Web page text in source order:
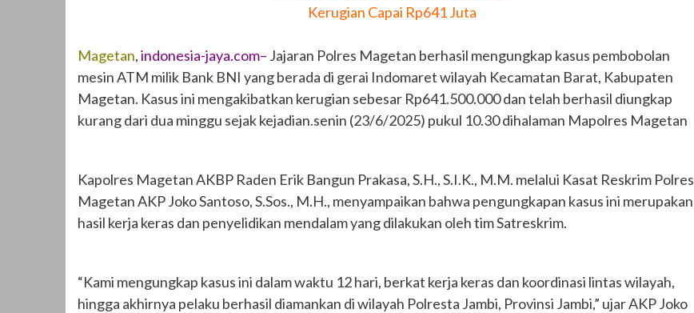
Kerugian Capai Rp641 Juta
Magetan,indonesia-jaya.com– Jajaran Polres Magetan berhasil mengungkap kasus pembobolan
mesin ATM milik Bank BNI yang berada di gerai Indomaret wilayah Kecamatan Barat, Kabupaten
Magetan. Kasus ini mengakibatkan kerugian sebesar Rp641.500.000 dan telah berhasil diungkap
kurang dari dua minggu sejak kejadian.senin (23/6/2025) pukul 10.30 dihalaman Mapolres Magetan
Kapolres Magetan AKBP Raden Erik Bangun Prakasa, S.H., S.I.K., M.M. melalui Kasat Reskrim Polres
Magetan AKP Joko Santoso, S.Sos., M.H., menyampaikan bahwa pengungkapan kasus ini merupakan
hasil kerja keras dan penyelidikan mendalam yang dilakukan oleh tim Satreskrim.
“Kami mengungkap kasus ini dalam waktu 12 hari, berkat kerja keras dan koordinasi lintas wilayah,
hingga akhirnya pelaku berhasil diamankan di wilayah Polresta Jambi, Provinsi Jambi,” ujar AKP Joko